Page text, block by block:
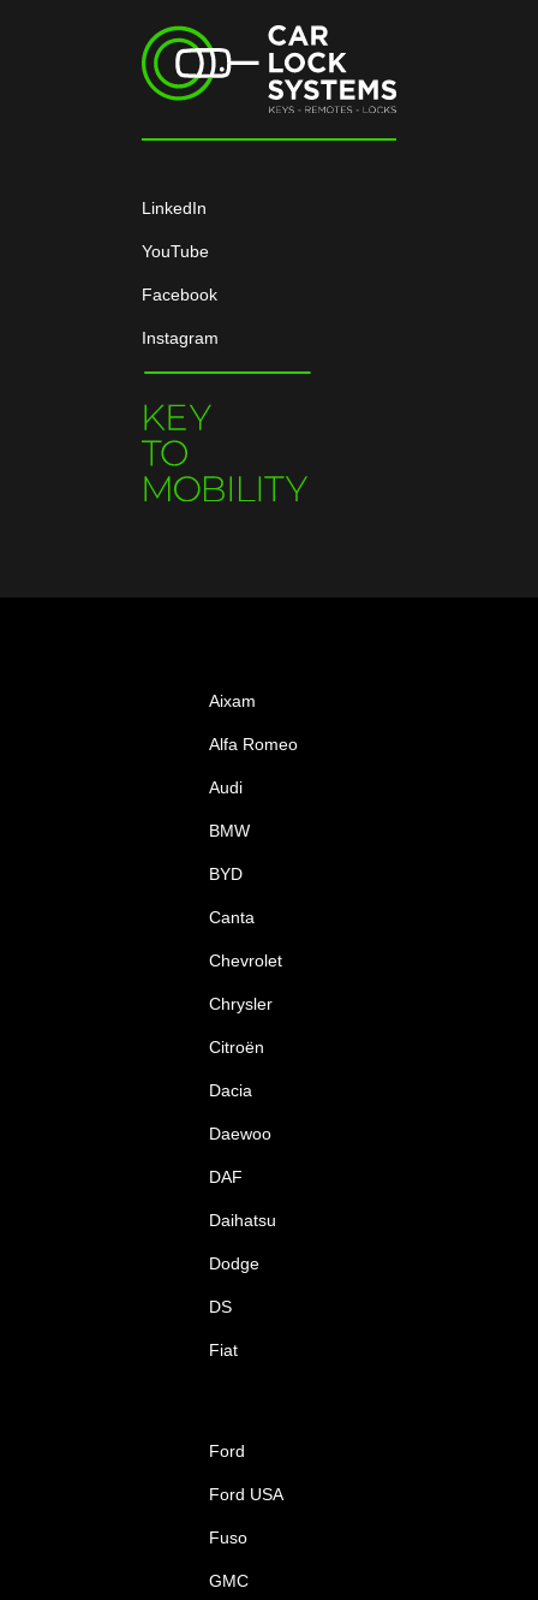
LinkedIn
YouTube
Facebook
Instagram
Aixam
Alfa Romeo
Audi
BMW
BYD
Canta
Chevrolet
Chrysler
Citroën
Dacia
Daewoo
DAF
Daihatsu
Dodge
DS
Fiat
Ford
Ford USA
Fuso
GMC